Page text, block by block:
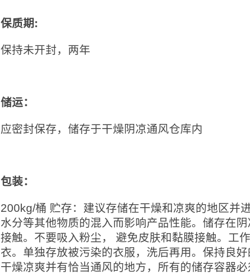
保质期:
保持未开封，两年
储运：
应密封保存，储存于干燥阴凉通风仓库内
包装：
200kg/桶 贮存：建议存储在干燥和凉爽的地区并
水分等其他物质的混入而影响产品性能。储存在
接触。不要吸入粉尘， 避免皮肤和黏膜接触。工
衣。单独存放被污染的衣服，洗后再用。保持良
干燥凉爽并有恰当通风的地方，所有的储存容器